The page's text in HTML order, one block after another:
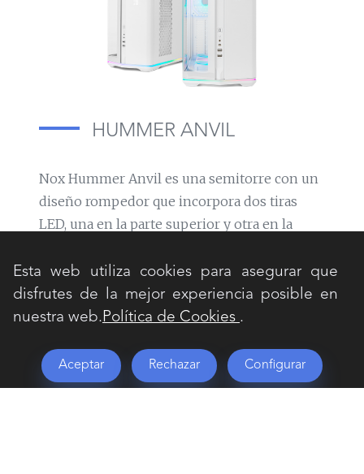
HUMMER ANVIL
Nox Hummer Anvil es una semitorre con un
diseño rompedor que incorpora dos tiras
LED, una en la parte superior y otra en la
tu setup.
Además, incluye una ventana panorámica
curva formada por su cristal frontal y lateral
frameless, que ofrece una vista clara y
envolvente de tu configuración.
Esta web utiliza cookies para asegurar que
disfrutes de la mejor experiencia posible en
nuestra web. Política de Cookies .
Aceptar Rechazar Configurar